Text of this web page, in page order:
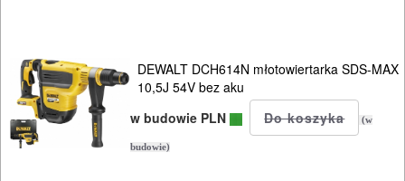
I
ELEKTRY..
GLAZURNICZE
DEWALT DCH614N młotowiertarka SDS-MAX
10,5J 54V bez aku
w budowie PLN
(w
budowie)